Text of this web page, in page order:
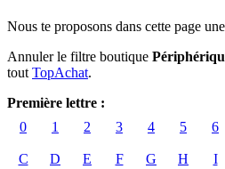
Nous te proposons dans cette page
Annuler le filtre boutique
tout TopAchat.
Première lettre :
0
1 2 3 4 5 6
C D E F G H I